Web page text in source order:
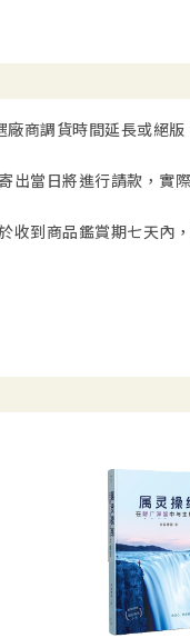
商調貨時間延長或絕
出當日將進行請款，實
收到商品鑑賞期七天內